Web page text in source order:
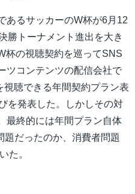
あるサッカーのW杯が6月12
勝トーナメント進出を大き
杯の視聴契約を巡ってSNS
ツコンテンツの配信会社で
聴できる年間契約プラン表
を発表した。しかしその対
最終的には年間プラン自体
題だったのか、消費者問題
た。